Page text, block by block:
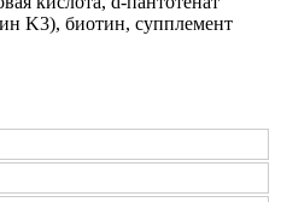
K3), биотин, супплемент